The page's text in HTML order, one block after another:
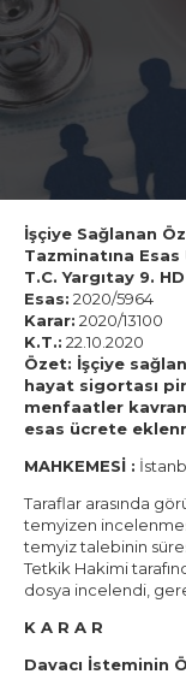
İşçiye Sağlanan
Tazminatına
T.C. Yargıtay 9. HD
Esas: 2020/5964
Karar: 2020/13100
K.T.: 22.10.2020
Özet: İşçiye
hayat sigortası
menfaatler
esas ücrete
MAHKEMESİ :
Taraflar arasında
temyizen
temyiz talebinin
Tetkik Hakimi
dosya incelendi,
K A R A R
Davacı İsteminin